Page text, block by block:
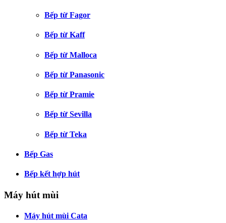
Bếp từ Fagor
Bếp từ Kaff
Bếp từ Malloca
Bếp từ Panasonic
Bếp từ Pramie
Bếp từ Sevilla
Bếp từ Teka
Bếp Gas
Bếp kết hợp hút
Máy hút mùi
Máy hút mùi Cata